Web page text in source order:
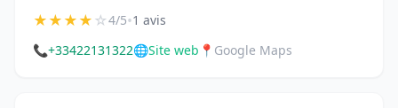
★★★★☆4/5•1 avis
📞+33422131322🌐Site web 📍 Google Maps